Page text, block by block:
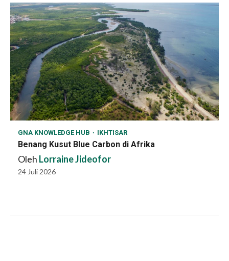
GNA KNOWLEDGE HUB IKHTISAR
Benang Kusut Blue Carbon di Afrika
Oleh Lorraine Jideofor
24 Juli 2026